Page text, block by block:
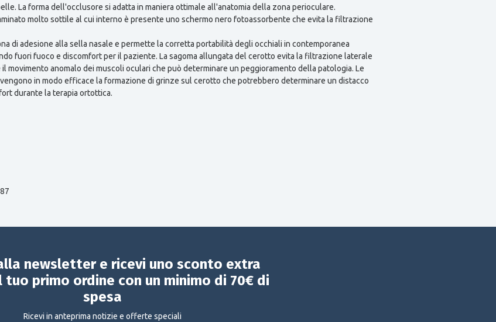
La forma dell'occlusore si adatta in maniera ottimale all'anatomia della zona perioculare.
molto sottile al cui interno è presente uno schermo nero fotoassorbente che evita la filtrazione
di adesione alla sella nasale e permette la corretta portabilità degli occhiali in contemporanea
fuori fuoco e discomfort per il paziente. La sagoma allungata del cerotto evita la filtrazione laterale
movimento anomalo dei muscoli oculari che può determinare un peggioramento della patologia. Le
in modo efficace la formazione di grinze sul cerotto che potrebbero determinare un distacco
durante la terapia ortottica.
newsletter e ricevi uno sconto extra
tuo primo ordine con un minimo di 70€ di
spesa
Ricevi in anteprima notizie e offerte speciali